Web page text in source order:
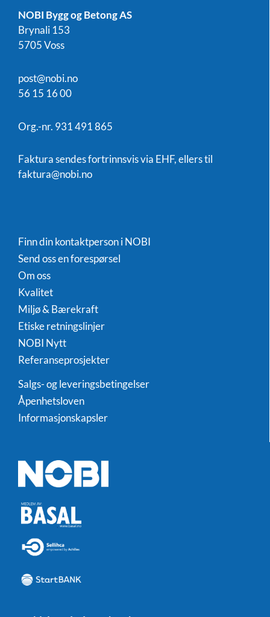
NOBI Bygg og Betong AS
Brynali 153
5705 Voss
post@nobi.no
56 15 16 00
Org.-nr. 931 491 865
Faktura sendes fortrinnsvis via EHF, ellers til
faktura@nobi.no
Finn din kontaktperson i NOBI
Send oss en forespørsel
Om oss
Kvalitet
Miljø & Bærekraft
Etiske retningslinjer
NOBI Nytt
Referanseprosjekter
Salgs- og leveringsbetingelser
Åpenhetsloven
Informasjonskapsler